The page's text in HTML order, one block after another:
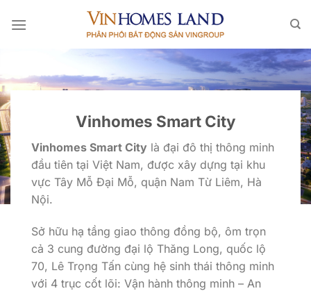
qua
Vinhomes Smart City
Vinhomes Smart City là đại đô thị thông minh
đầu tiên tại Việt Nam, được xây dựng tại khu
vực Tây Mỗ Đại Mỗ, quận Nam Từ Liêm, Hà
Nội.
Sở hữu hạ tầng giao thông đồng bộ, ôm trọn
cả 3 cung đường đại lộ Thăng Long, quốc lộ
70, Lê Trọng Tấn cùng hệ sinh thái thông minh
với 4 trục cốt lõi: Vận hành thông minh – An